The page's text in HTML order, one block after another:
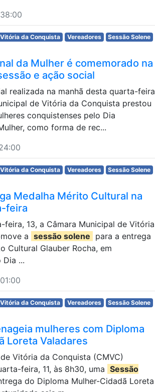
da Conquista Vereadores
Sessão Solene
da Mulher é comemorado na
e ação social
realizada na manhã desta quarta-feira
de Vitória da Conquista prestou
conquistenses pelo Dia
como forma de rec...
da Conquista Vereadores
Sessão Solene
Medalha Mérito Cultural na
feira
feira, 13, a Câmara Municipal de Vitória
a sessão solene para a entrega
Cultural Glauber Rocha, em
...
da Conquista Vereadores
Sessão Solene
mulheres com Diploma
Loreta Valadares
Vitória da Conquista (CMVC)
feira, 11, às 8h30, uma Sessão
do Diploma Mulher-Cidadã Loreta